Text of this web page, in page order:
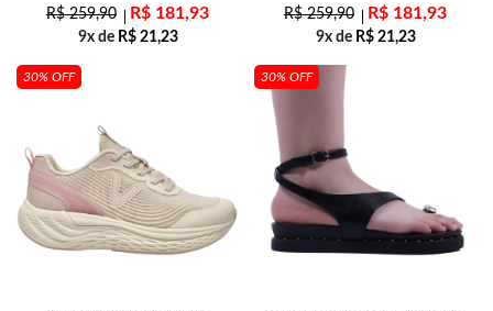
R$259,90 R$ 181,93
9x de R$21,23
R$259,90 R$ 181,93
9x de R$21,23
30% OFF 30% OFF